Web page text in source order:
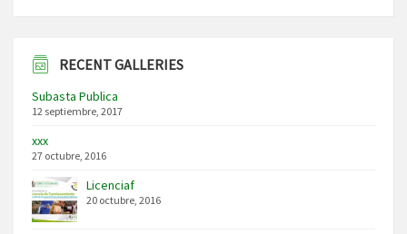
RECENT GALLERIES
Subasta Publica
12 septiembre, 2017
xxx
27 octubre, 2016
Licenciaf
20 octubre, 2016